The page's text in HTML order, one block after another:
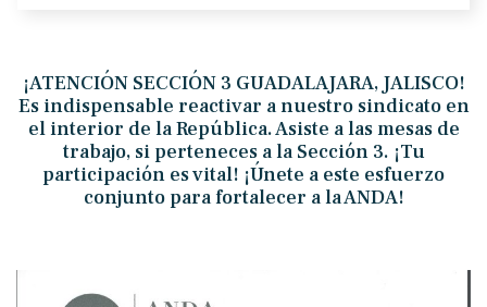
¡ATENCIÓN SECCIÓN 3 GUADALAJARA, JALISCO!
Es indispensable reactivar a nuestro sindicato en
el interior de la República. Asiste a las mesas de
trabajo, si perteneces a la Sección 3. ¡Tu
participación es vital! ¡Únete a este esfuerzo
conjunto para fortalecer a la ANDA!